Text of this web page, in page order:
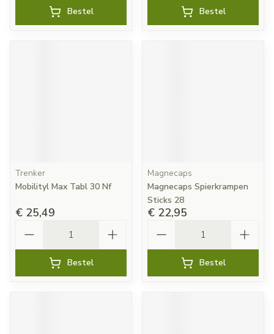
Bestel Bestel
Trenker
Mobilityl Max Tabl 30 Nf
€ 25,49
Bestel
Magnecaps
Magnecaps Spierkrampen
Sticks 28
€ 22,95
Bestel